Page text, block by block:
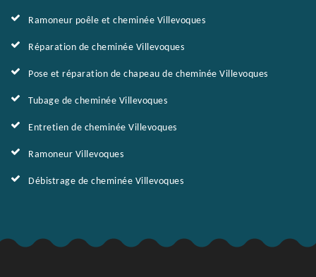
Ramoneur poêle et cheminée Villevoques
Réparation de cheminée Villevoques
Pose et réparation de chapeau de cheminée Villevoques
Tubage de cheminée Villevoques
Entretien de cheminée Villevoques
Ramoneur Villevoques
Débistrage de cheminée Villevoques